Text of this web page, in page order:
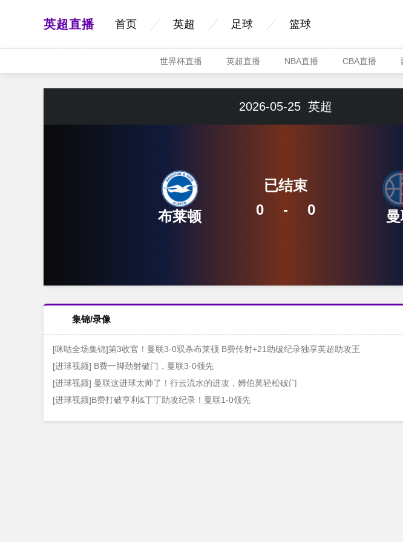
英超直播 首页 英超 足球 篮球
世界杯直播 英超直播 NBA直播 CBA直播
2026-05-25 英超
布莱顿 0 - 0
已结束
集锦/录像
[咪咕全场集锦]第3收官！曼联3-0双杀布莱顿 B费传射+21助破纪录独享英超助攻王
[进球视频] B费一脚劲射破门，曼联3-0领先
[进球视频] 曼联这进球太帅了！行云流水的进攻，姆伯莫轻松破门
[进球视频]B费打破亨利&丁丁助攻纪录！曼联1-0领先